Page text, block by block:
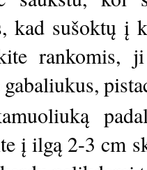
kad sušoktų į
rankomis,
į ilgą 2-3 cm